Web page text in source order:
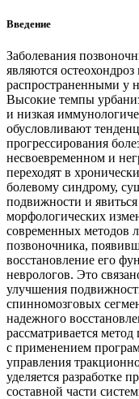
Введение
Заболевания
являются
распространенными у
Высокие темпы
и низкая
обусловливают
прогрессирования
несвоевременном и
переходят в
болевому синдрому,
подвижности и
морфологических
современных методов
позвоночника,
восстановление его
неврологов. Это
улучшения
спинномозговых
надежного
рассматривается
с применением
управления
уделяется разработке
составной части